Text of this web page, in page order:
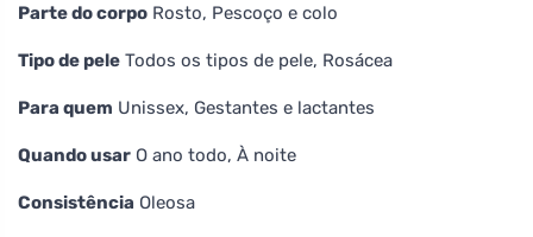
Parte do corpo Rosto, Pescoço e colo
Tipo de pele Todos os tipos de pele, Rosácea
Para quem Unissex, Gestantes e lactantes
Quando usar O ano todo, À noite
Consistência Oleosa